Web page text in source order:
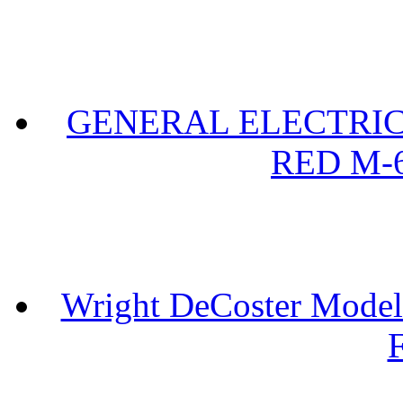
GENERAL
RED M-
Wright DeCoster